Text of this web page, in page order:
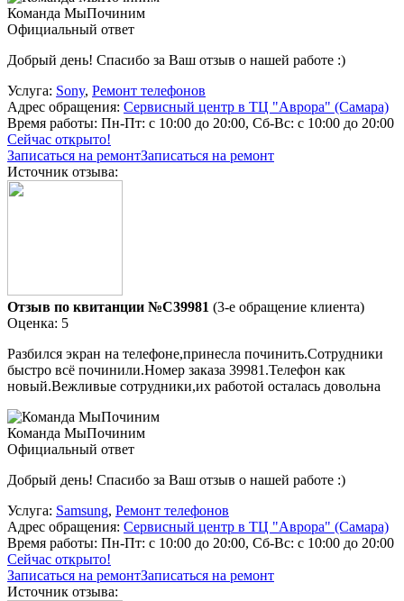
Команда МыПочиним
Официальный ответ
Добрый день! Спасибо за Ваш отзыв о нашей работе :)
Услуга: Sony, Ремонт телефонов
Адрес обращения: Сервисный центр в ТЦ "Аврора" (Самара)
Время работы: Пн-Пт: с 10:00 до 20:00, Сб-Вс: с 10:00 до 20:00
Сейчас открыто!
Записаться на ремонтЗаписаться на ремонт
Источник отзыва:
Отзыв по квитанции №C39981 (3-е обращение клиента)
Оценка: 5
Разбился экран на телефоне,принесла починить.Сотрудники
быстро всё починили.Номер заказа 39981.Телефон как
новый.Вежливые сотрудники,их работой осталась довольна
Команда МыПочиним
Официальный ответ
Добрый день! Спасибо за Ваш отзыв о нашей работе :)
Услуга: Samsung, Ремонт телефонов
Адрес обращения: Сервисный центр в ТЦ "Аврора" (Самара)
Время работы: Пн-Пт: с 10:00 до 20:00, Сб-Вс: с 10:00 до 20:00
Сейчас открыто!
Записаться на ремонтЗаписаться на ремонт
Источник отзыва: